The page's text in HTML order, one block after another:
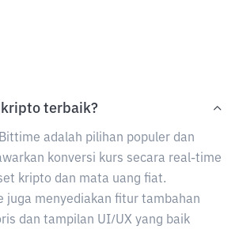
terbaik?
adalah pilihan populer dan
konversi kurs secara real-time
kripto dan mata uang fiat.
juga menyediakan fitur tambahan
dan tampilan UI/UX yang baik